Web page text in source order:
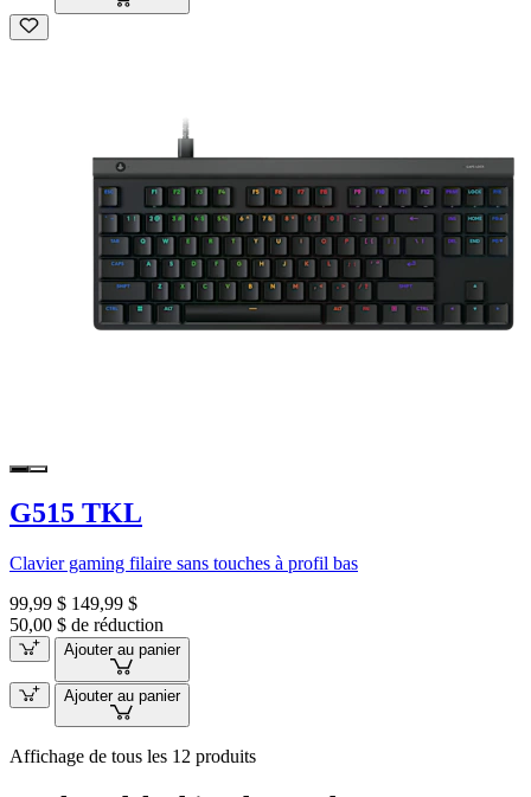
G515 TKL
Clavier gaming filaire sans touches à profil bas
99,99 $ 149,99 $
50,00 $ de réduction
Ajouter au panier
Ajouter au panier
Affichage de tous les 12 produits